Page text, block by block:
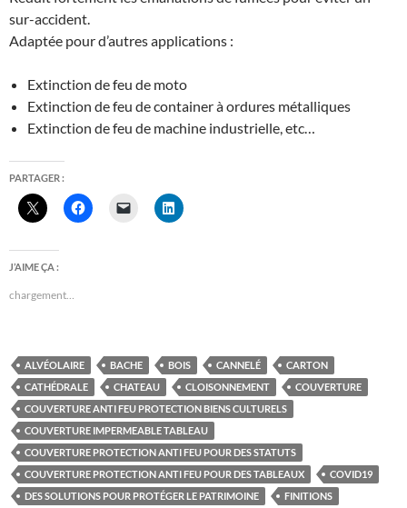
sur-accident.
Adaptée pour d’autres applications :
Extinction de feu de moto
Extinction de feu de container à ordures métalliques
Extinction de feu de machine industrielle, etc…
PARTAGER :
J’AIME ÇA :
chargement…
ALVÉOLAIRE BACHE BOIS CANNELÉ
CARTON
CATHÉDRALE
CHATEAU CLOISONNEMENT
COUVERTURE
COUVERTURE ANTI FEU PROTECTION BIENS CULTURELS
COUVERTURE IMPERMEABLE TABLEAU
COUVERTURE PROTECTION ANTI FEU POUR DES STATUTS
COUVERTURE PROTECTION ANTI FEU POUR DES TABLEAUX
COVID19
DES SOLUTIONS POUR PROTÉGER LE PATRIMOINE
FINITIONS